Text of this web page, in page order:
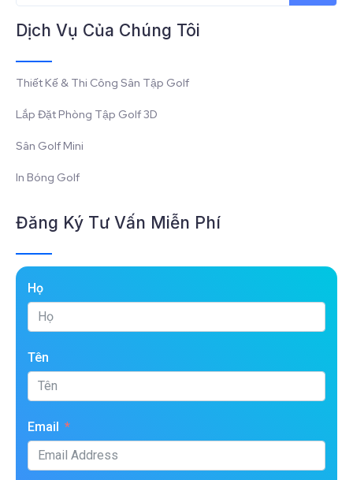
Dịch Vụ Của Chúng Tôi
Thiết Kế & Thi Công Sân Tập Golf
Lắp Đặt Phòng Tập Golf 3D
Sân Golf Mini
In Bóng Golf
Đăng Ký Tư Vấn Miễn Phí
Họ
Tên
Email